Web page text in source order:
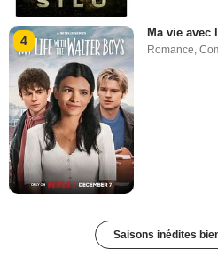
4
Ma vie avec
Romance,
Saisons inédites